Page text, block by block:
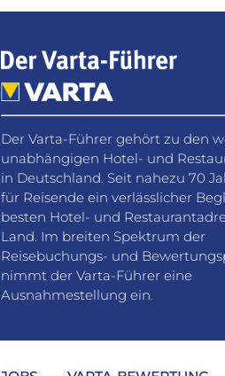
Der Varta-Führer gehört zu den
unabhängigen Hotel- und
in Deutschland. Seit nahezu 70
für Reisende ein verlässlicher
besten Hotel- und
Land. Im breiten Spektrum der
Reisebuchungs- und
nimmt der Varta-Führer eine
Ausnahmestellung ein.